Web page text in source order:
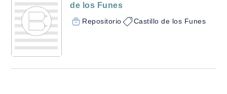
de los Funes
Repositorio Castillo de los Funes